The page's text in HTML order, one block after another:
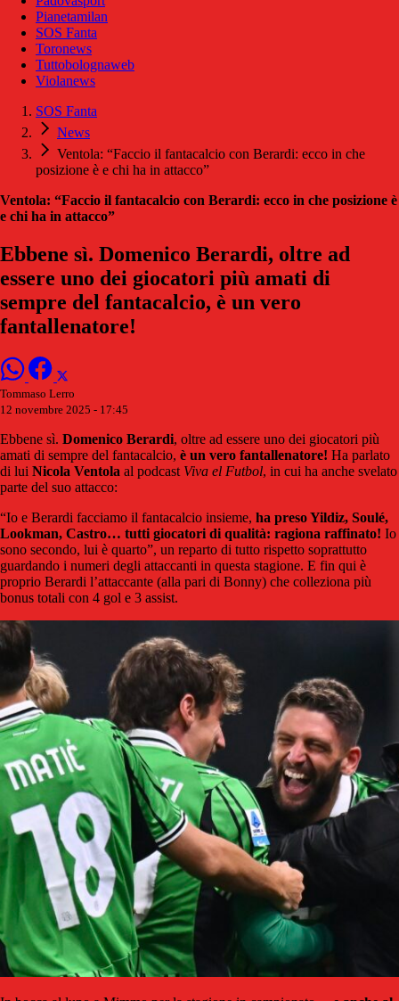
Pianetamilan
SOS Fanta
Toronews
Tuttobolognaweb
Violanews
SOS Fanta
News
Ventola: “Faccio il fantacalcio con Berardi: ecco in che
posizione è e chi ha in attacco”
Ventola: “Faccio il fantacalcio con Berardi: ecco in che posizione è
e chi ha in attacco”
Ebbene sì. Domenico Berardi, oltre ad
essere uno dei giocatori più amati di
sempre del fantacalcio, è un vero
fantallenatore!
Tommaso Lerro
12 novembre 2025 - 17:45
Ebbene sì. Domenico Berardi, oltre ad essere uno dei giocatori più
amati di sempre del fantacalcio, è un vero fantallenatore! Ha parlato
di lui Nicola Ventola al podcast Viva el Futbol, in cui ha anche svelato
parte del suo attacco:
“Io e Berardi facciamo il fantacalcio insieme, ha preso Yildiz, Soulé,
Lookman, Castro… tutti giocatori di qualità: ragiona raffinato! Io
sono secondo, lui è quarto”, un reparto di tutto rispetto soprattutto
guardando i numeri degli attaccanti in questa stagione. E fin qui è
proprio Berardi l’attaccante (alla pari di Bonny) che colleziona più
bonus totali con 4 gol e 3 assist.